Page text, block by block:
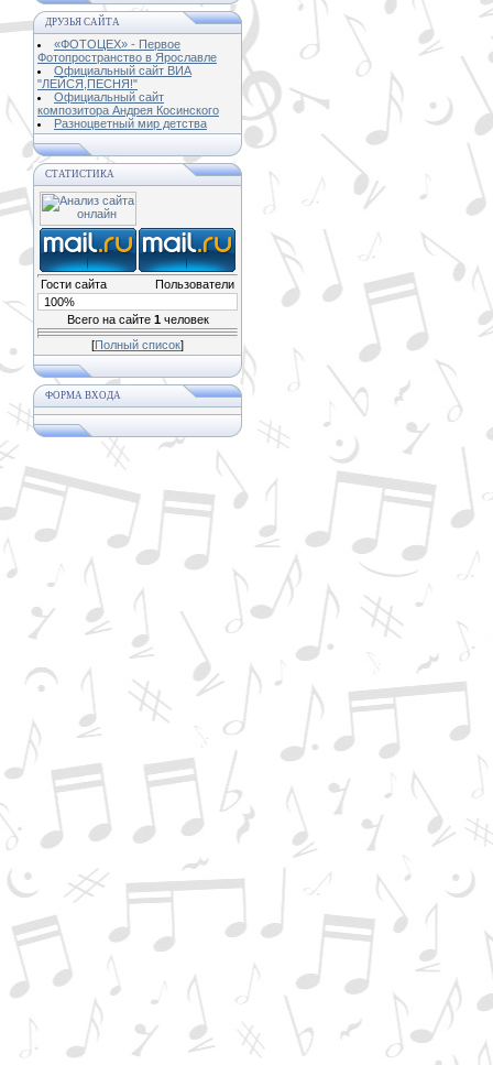
ДРУЗЬЯ САЙТА
«ФОТОЦЕХ» - Первое
Фотопространство в Ярославле
Официальный сайт ВИА
"ЛЕЙСЯ,ПЕСНЯ!"
Официальный сайт
композитора Андрея Косинского
Разноцветный мир детства
СТАТИСТИКА
Гости сайта
Пользователи
100%
Всего на сайте 1человек
[Полный список]
ФОРМА ВХОДА